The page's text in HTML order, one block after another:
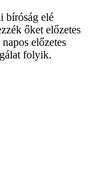
bíróság elé
őket előzetes
előzetes
folyik.